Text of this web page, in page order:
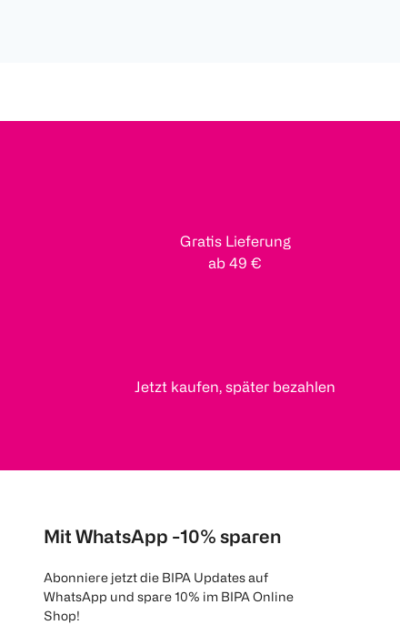
Gratis Lieferung
ab 49 €
Jetzt kaufen, später bezahlen
Mit WhatsApp -10% sparen
Abonniere jetzt die BIPA Updates auf
WhatsApp und spare 10% im BIPA Online
Shop!